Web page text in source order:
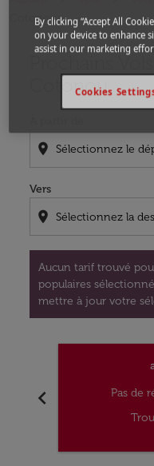
Cotonou
Prochains
Cotonou
location_on
Vers
location_on
Aucun tarif trouvé
populaires
mettre à jour votre
Aucun tarif trouvé
chevron_left
Pas de
By clicking “Accept All
on your device to enhance
assist in our marketing
Cookies